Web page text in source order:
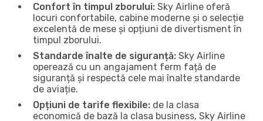
Confort în timpul zborului: Sky Airline oferă
locuri confortabile, cabine moderne și o selecție
excelentă de mese și opțiuni de divertisment în
timpul zborului.
Standarde înalte de siguranță: Sky Airline
operează cu un angajament ferm față de
siguranță și respectă cele mai înalte standarde
de aviație.
Opțiuni de tarife flexibile: de la clasa
economică de bază la clasa business, Sky Airline